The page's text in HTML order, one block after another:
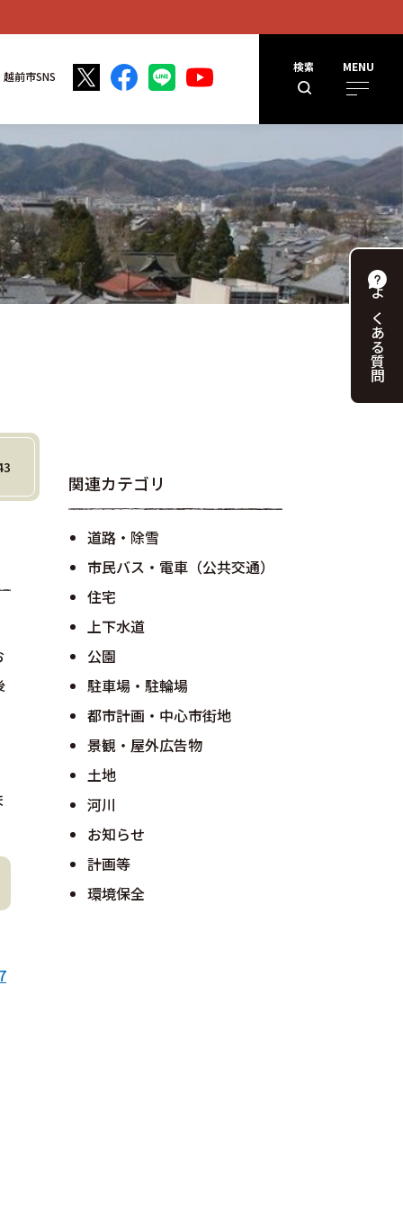
検索 MENU
越前市SNS
よくある
質問
関連カテゴリ
道路・除雪
市民バス・電車（公共交通）
住宅
上下水道
公園
駐車場・駐輪場
都市計画・中心市街地
景観・屋外広告物
土地
河川
お知らせ
計画等
環境保全